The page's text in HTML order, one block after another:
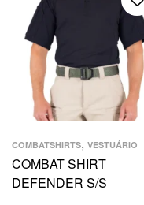
COMBATSHIRTS, VESTUÁRIO
COMBAT SHIRT
DEFENDER S/S